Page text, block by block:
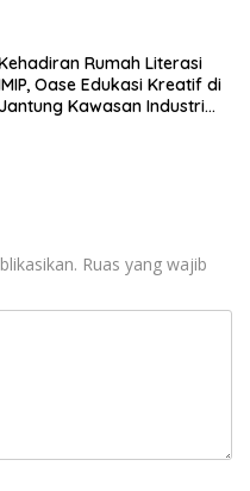
Rumah Literasi
Oase Edukasi Kreatif di
Jantung Kawasan Industri
Ruas yang wajib